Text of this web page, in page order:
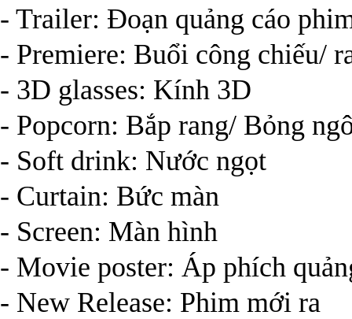
- Trailer: Đoạn quảng cáo
- Premiere: Buổi công chiếu/
- 3D glasses: Kính 3D
- Popcorn: Bắp rang/ Bỏng
- Soft drink: Nước ngọt
- Curtain: Bức màn
- Screen: Màn hình
- Movie poster: Áp phích
- New Release: Phim mới ra